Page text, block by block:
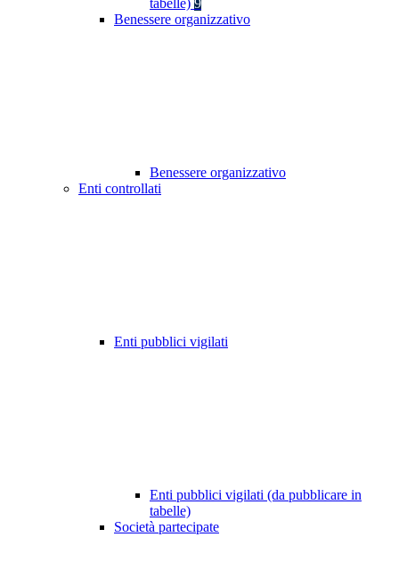
tabelle) 9
Benessere organizzativo
Benessere organizzativo
Enti controllati
Enti pubblici vigilati
Enti pubblici vigilati (da pubblicare in
tabelle)
Società partecipate